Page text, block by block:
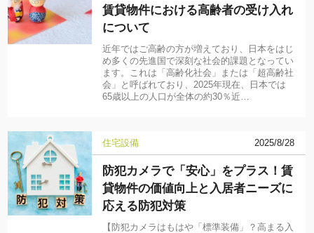
賃貸物件における高齢者の受け入れ
について
近年ではご高齢の方が増えており、日本をはじ
め多くの先進国で深刻な社会的課題となってい
ます。これは「高齢化社会」または「超高齢社
会」と呼ばれており、2025年現在、日本では
65歳以上の人口が全体の約30％近…
住宅設備 2025/8/28
防犯カメラで「安心」をプラス！賃
貸物件の価値向上と入居者ニーズに
応える防犯対策
【防犯カメラはもはや「標準装備」？高まる入